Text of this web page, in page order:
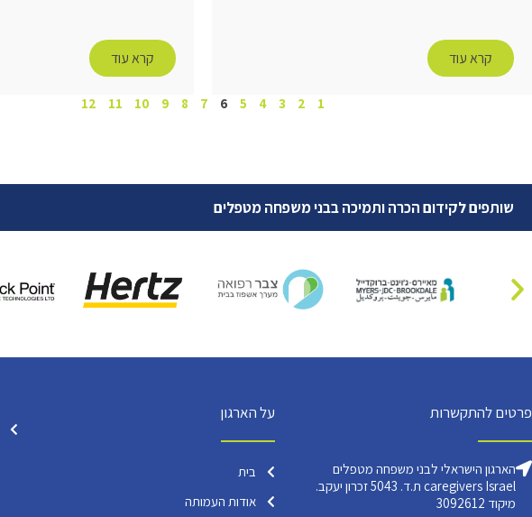
קרא עוד קרא עוד
1
2
3
4
5
6
7
8
9
10
11
12
שותפים לקידום הכרה ותמיכה בבני משפחה מטפלים
פרטים להתקשרות
הארגון הישראלי לבני משפחה מטפלים
caregivers Israel ת.ד. 5043 זכרון יעקב.
מיקוד 3092612
על הארגון
בית
אודות העמותה